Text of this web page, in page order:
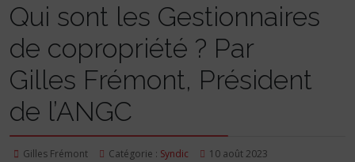
Qui sont les Gestionnaires
de copropriété ? Par
Gilles Frémont, Président
de l’ANGC
Gilles Frémont Catégorie : Syndic 10 août 2023